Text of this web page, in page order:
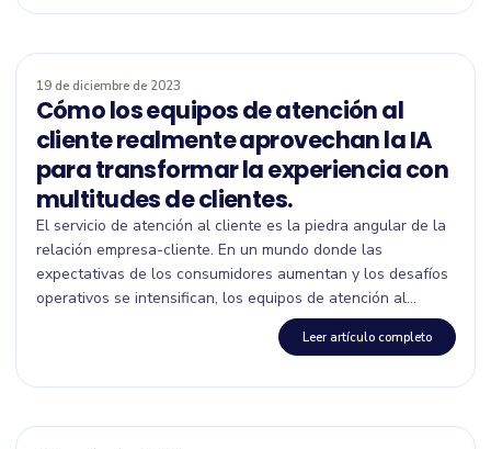
19 de diciembre de 2023
Cómo los equipos de atención al
cliente realmente aprovechan la IA
para transformar la experiencia con
multitudes de clientes.
El servicio de atención al cliente es la piedra angular de la
relación empresa-cliente. En un mundo donde las
expectativas de los consumidores aumentan y los desafíos
operativos se intensifican, los equipos de atención al...
Leer artículo completo